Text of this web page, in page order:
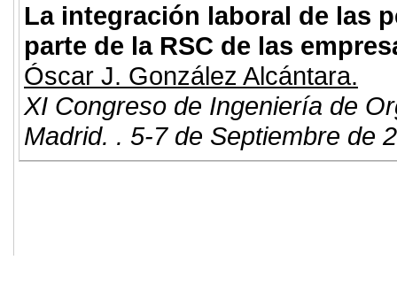
La integración laboral de las
parte de la RSC de las
Óscar J. González Alcántara.
XI Congreso de Ingeniería de
Madrid. . 5-7 de Septiembre de